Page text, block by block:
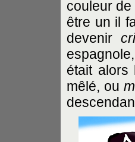
couleur
être un il
devenir
était alors
mêlé, ou